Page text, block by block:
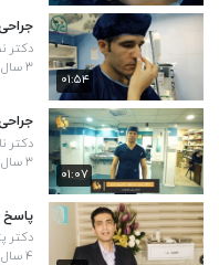
۰۱:۵۴
دکتر
۳ سال پیش
۰۱:۰۷
دکتر
بینی)
۳ سال پیش
پاسخ
دکتر
۴ سال پیش